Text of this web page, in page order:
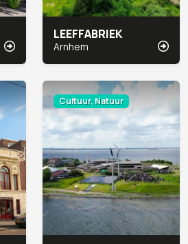
LEEFFABRIEK
Arnhem
Cultuur, Natuur